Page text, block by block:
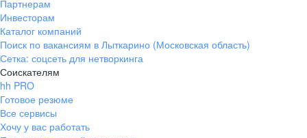
Партнерам
Инвесторам
Каталог компаний
Поиск по вакансиям в Лыткарино (Московская область)
Сетка: соцсеть для нетворкинга
Соискателям
hh PRO
Готовое резюме
Все сервисы
Хочу у вас работать